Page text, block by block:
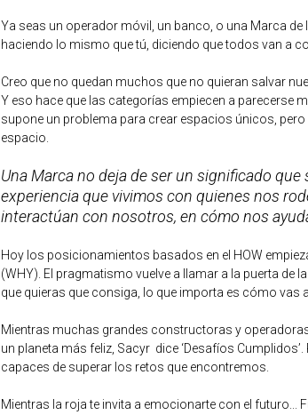
Ya seas un operador móvil, un banco, o una Marca
haciendo lo mismo que tú, diciendo que todos van a
Creo que no quedan muchos que no quieran salvar
Y eso hace que las categorías empiecen a parecerse
supone un problema para crear espacios únicos,
espacio.
Una Marca no deja de ser un significado
experiencia que vivimos con quienes nos
interactúan con nosotros, en cómo nos
Hoy los posicionamientos basados en el HOW
(WHY). El pragmatismo vuelve a llamar a la puerta
que quieras que consiga, lo que importa es cómo vas
Mientras muchas grandes constructoras y
un planeta más feliz, Sacyr dice ‘Desafíos
capaces de superar los retos que encontremos.
Mientras la roja te invita a emocionarte con el futuro...